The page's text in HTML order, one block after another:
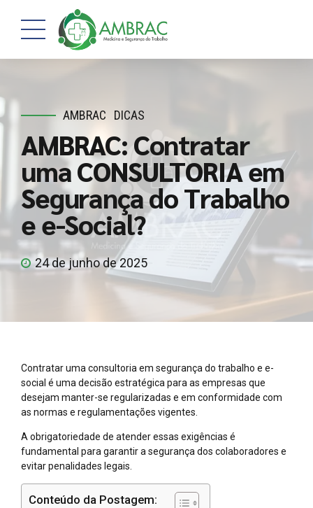
AMBRAC DICAS
AMBRAC: Contratar
uma CONSULTORIA em
Segurança do Trabalho
e e-Social?
24 de junho de 2025
Contratar uma consultoria em segurança do trabalho e e-
social é uma decisão estratégica para as empresas que
desejam manter-se regularizadas e em conformidade com
as normas e regulamentações vigentes.
A obrigatoriedade de atender essas exigências é
fundamental para garantir a segurança dos colaboradores e
evitar penalidades legais.
Conteúdo da Postagem: